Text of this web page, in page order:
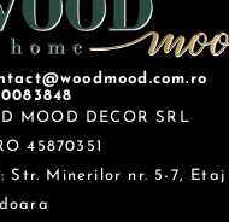
MOOD DECOR SRL
45870351
: Str. Minerilor nr. 5-7, Etaj